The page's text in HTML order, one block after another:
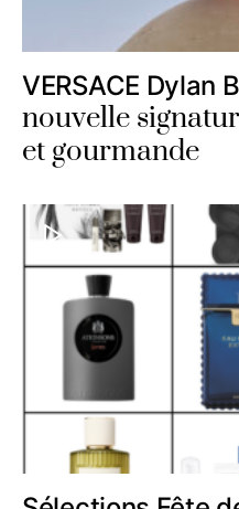
VERSACE Dylan
nouvelle
et gourmande